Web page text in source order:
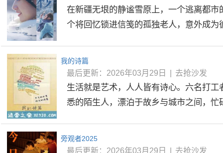
在新疆无垠的静谧雪原上，一个逃离都市
个将回忆锁进信笺的孤独老人，意外成为
我的诗篇
最后更新：2026年03月29日 去抢沙发
生活就是艺术，人人皆有诗心。六名打工
悉的陌生人，漂泊于故乡与城市之间，忙
旁观者2025
最后更新：2026年03月29日 去抢沙发